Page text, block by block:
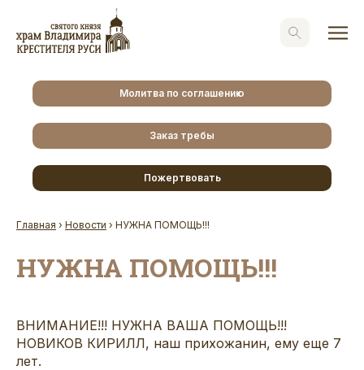
Молитва по соглашению
Заказ требы
Пожертвовать
Главная › Новости › НУЖНА ПОМОЩЬ!!!
НУЖНА ПОМОЩЬ!!!
ВНИМАНИЕ!!! НУЖНА ВАША ПОМОЩЬ!!!
НОВИКОВ КИРИЛЛ, наш прихожанин, ему еще 7
лет.